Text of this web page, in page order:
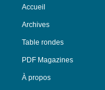
Accueil
Archives
Table rondes
PDF Magazines
À propos